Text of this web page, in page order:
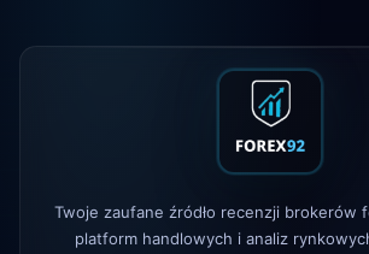
zmieniono politykę dźwigni
— nowe konta bez
regulacyjną
Twoje zaufane źródło recenzji brokerów
platform handlowych i analiz